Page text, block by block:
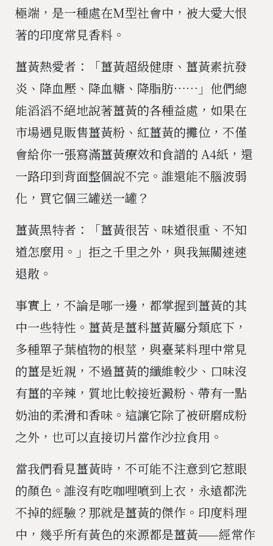
極端，是一種處在M型社會中，被大愛大恨
著的印度常見香料。
薑黃熱愛者：「薑黃超級健康、薑黃素抗發
炎、降血壓、降血糖、降脂肪⋯⋯」他們總
能滔滔不絕地說著薑黃的各種益處，如果在
市場遇見販售薑黃粉、紅薑黃的攤位，不僅
會給你一張寫滿薑黃療效和食譜的 A4紙，還
一路印到背面整個說不完。誰還能不腦波弱
化，買它個三罐送一罐？
薑黃黑特者：「薑黃很苦、味道很重、不知
道怎麼用。」拒之千里之外，與我無關速速
退散。
事實上，不論是哪一邊，都掌握到薑黃的其
中一些特性。薑黃是薑科薑黃屬分類底下，
多種單子葉植物的根莖，與臺菜料理中常見
的薑是近親，不過薑黃的纖維較少、口味沒
有薑的辛辣，質地比較接近澱粉、帶有一點
奶油的柔滑和香味。這讓它除了被研磨成粉
之外，也可以直接切片當作沙拉食用。
當我們看見薑黃時，不可能不注意到它惹眼
的顏色。誰沒有吃咖哩噴到上衣，永遠都洗
不掉的經驗？那就是薑黃的傑作。印度料理
中，幾乎所有黃色的來源都是薑黃——經常作